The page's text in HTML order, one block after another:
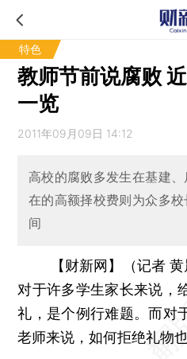
特色
教师节前说腐败
一览
2011年09月09日 14:12
高校的腐败多发生在基建
在的高额择校费则为众多
间
【财新网】（记者 黄
对于许多学生家长来说，
礼，是个例行难题。而对
老师来说，如何拒绝礼物